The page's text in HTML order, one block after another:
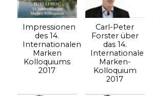
Impressionen
des 14.
Internationalen
Marken
Kolloquiums
2017
Carl-Peter
Forster über
das 14.
Internationale
Marken-
Kolloquium
2017